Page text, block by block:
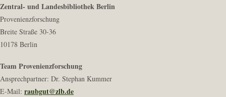
Zentral- und Landesbibliothek Berlin
Provenienzforschung
Breite Straße 30-36
10178 Berlin
Team Provenienzforschung
Ansprechpartner: Dr. Stephan Kummer
E-Mail: raubgut@zlb.de